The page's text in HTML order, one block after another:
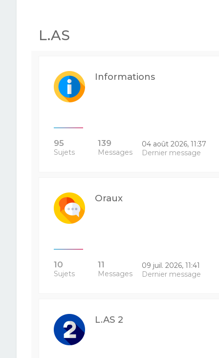
L.AS
Informations
95
Sujets
139
Messages
04 août 2026, 11:37
Dernier message
Oraux
10
Sujets
11
Messages
09 juil. 2026, 11:41
Dernier message
L.AS 2